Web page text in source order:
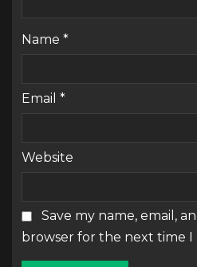
Name *
Email *
Website
Save my name, email,
browser for the next time I